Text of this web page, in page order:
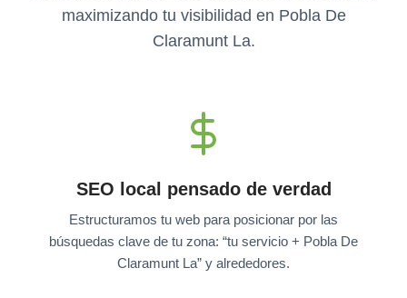
maximizando tu visibilidad en Pobla De
Claramunt La.
SEO local pensado de verdad
Estructuramos tu web para posicionar por las
búsquedas clave de tu zona: “tu servicio + Pobla De
Claramunt La” y alrededores.